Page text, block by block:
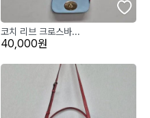
코치 리브 크로스바...
40,000원